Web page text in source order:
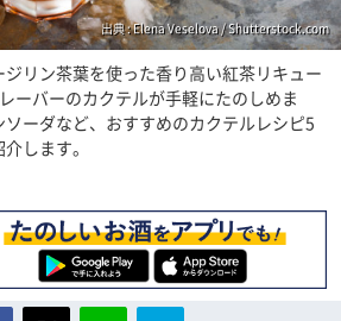
出典 : Elena Veselova / Shutterstock.com
ジリン茶葉を使った香り高い紅茶リキュー
ーバーのカクテルが手軽にたのしめま
ーダなど、おすすめのカクテルレシピ5
します。